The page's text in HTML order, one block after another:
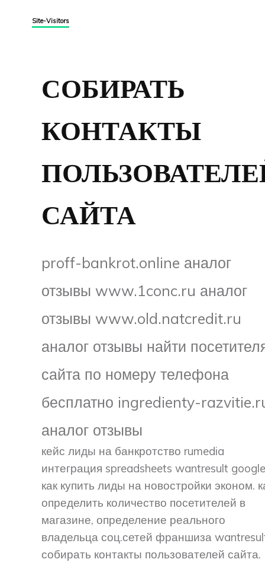
Site-Visitors
СОБИРАТЬ
КОНТАКТЫ
САЙТА
proff-bankrot.online аналог
отзывы www.1conc.ru аналог
отзывы www.old.natcredit.ru
аналог отзывы найти
сайта по номеру телефона
бесплатно ingredienty-
аналог отзывы
кейс лиды на банкротство rumedia
интеграция spreadsheets wantresult
как купить лиды на новостройки эконом.
определить количество посетителей в
магазине, определение реального
владельца соц.сетей франшиза
собирать контакты пользователей сайта.